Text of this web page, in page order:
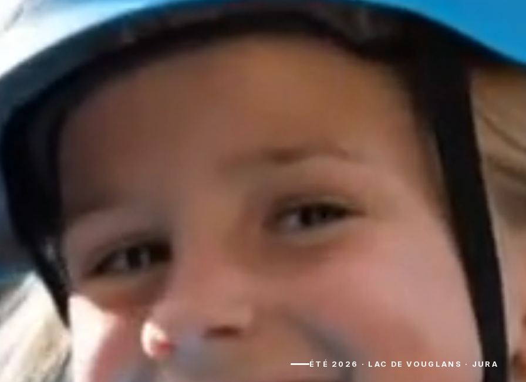
ÉTÉ 2026 · LAC DE VOUGLANS · JURA